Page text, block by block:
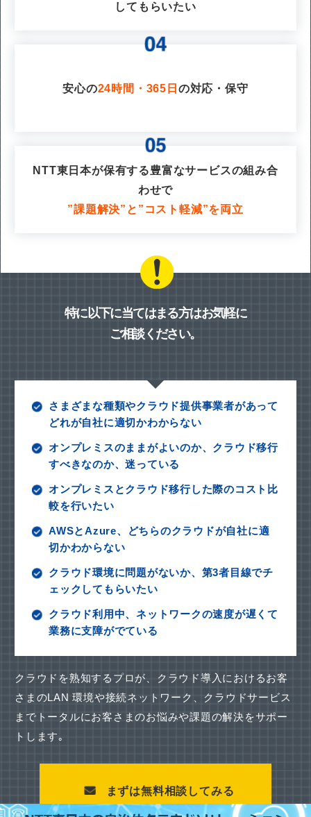
してもらいたい
安心の24時間・365日 の対応・保守
NTT東日本が保有する豊富なサービスの組み合
わせで
”課題解決”と”コスト軽減”を両立
特に以下に当てはまる方はお気軽に
ご相談ください。
さまざまな種類やクラウド提供事業者があって
どれが自社に適切かわからない
オンプレミスのままがよいのか、クラウド移行
すべきなのか、迷っている
オンプレミスとクラウド移行した際のコスト比
較を行いたい
AWSとAzure、どちらのクラウドが自社に適
切かわからない
クラウド環境に問題がないか、第3者目線でチ
ェックしてもらいたい
クラウド利用中、ネットワークの速度が遅くて
業務に支障がでている
クラウドを熟知するプロが、クラウド導入におけるお客
さまのLAN 環境や接続ネットワーク、
クラウドサービス
までトータルにお客さまのお悩みや課題の解決をサポー
トします｡
まずは無料相談してみる